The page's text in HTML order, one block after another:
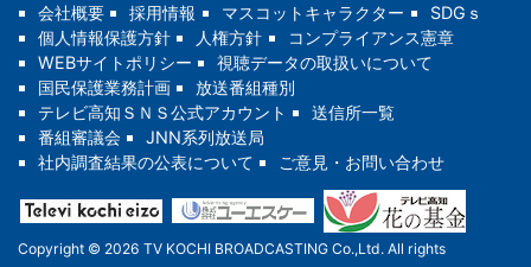
会社概要 採用情報 マスコットキャラクター
SDGｓ
個人情報保護方針
人権方針
コンプライアンス憲章
WEBサイトポリシー
視聴データの取扱いについて
国民保護業務計画
放送番組種別
テレビ高知ＳＮＳ公式アカウント
送信所一覧
番組審議会
JNN系列放送局
社内調査結果の公表について
ご意見・お問い合わせ
Copyright © 2026 TV KOCHI BROADCASTING Co.,Ltd. All rights